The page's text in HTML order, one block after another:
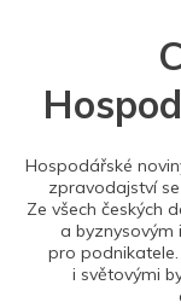
Hospodářské
zpravodajství
Ze všech českých
a byznysovým
pro
i světovými